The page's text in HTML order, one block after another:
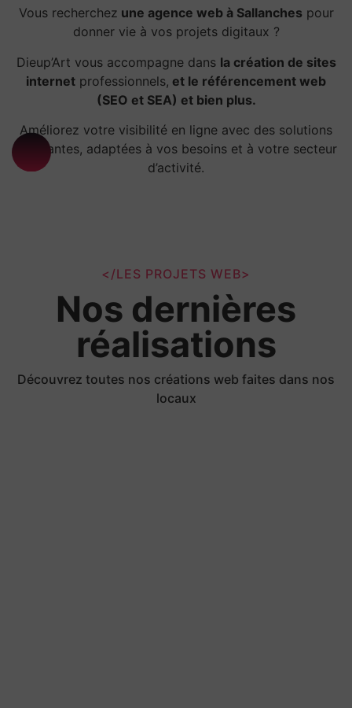
Vous recherchez une agence web à Sallanches pour
donner vie à vos projets digitaux ?
Dieup’Art vous accompagne dans la création de sites
internet professionnels, et le référencement web
(SEO et SEA) et bien plus.
Améliorez votre visibilité en ligne avec des solutions
innovantes, adaptées à vos besoins et à votre secteur
d’activité.
</LES PROJETS WEB>
Nos dernières
réalisations
Découvrez toutes nos créations web faites dans nos
locaux